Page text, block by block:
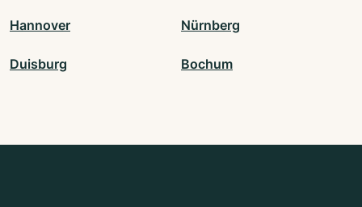
Hannover Nürnberg
Duisburg Bochum